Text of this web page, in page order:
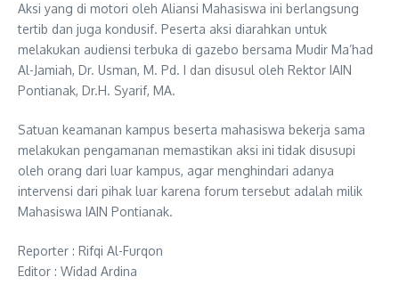
Aksi yang di motori oleh Aliansi Mahasiswa ini berlangsung
tertib dan juga kondusif. Peserta aksi diarahkan untuk
melakukan audiensi terbuka di gazebo bersama Mudir Ma’had
Al-Jamiah, Dr. Usman, M. Pd. I dan disusul oleh Rektor IAIN
Pontianak, Dr.H. Syarif, MA.
Satuan keamanan kampus beserta mahasiswa bekerja sama
melakukan pengamanan memastikan aksi ini tidak disusupi
oleh orang dari luar kampus, agar menghindari adanya
intervensi dari pihak luar karena forum tersebut adalah milik
Mahasiswa IAIN Pontianak.
Reporter : Rifqi Al-Furqon
Editor : Widad Ardina